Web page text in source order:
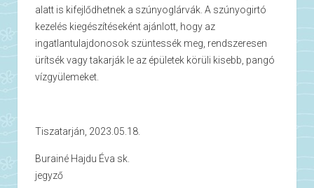
alatt is kifejlődhetnek a szúnyoglárvák. A szúnyogirtó
kezelés kiegészítéseként ajánlott, hogy az
ingatlantulajdonosok szüntessék meg, rendszeresen
ürítsék vagy takarják le az épületek körüli kisebb, pangó
vízgyülemeket.
Tiszatarján, 2023.05.18.
Burainé Hajdu Éva sk.
jegyző